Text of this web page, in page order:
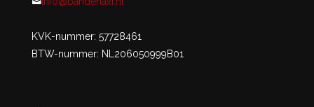
KVK-nummer: 57728461
BTW-nummer: NL206050999B01